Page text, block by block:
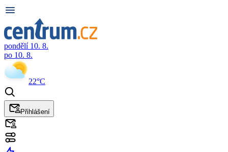
pondělí 10. 8.
po 10. 8.
22°C
Přihlášení